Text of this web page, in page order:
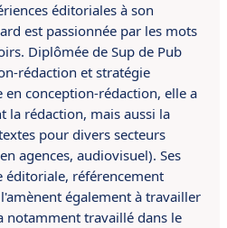
éditoriales à son
est passionnée par les mots
Diplômée de Sup de Pub
rédaction et stratégie
en conception-rédaction, elle a
la rédaction, mais aussi la
pour divers secteurs
agences, audiovisuel). Ses
éditoriale, référencement
également à travailler
notamment travaillé dans le